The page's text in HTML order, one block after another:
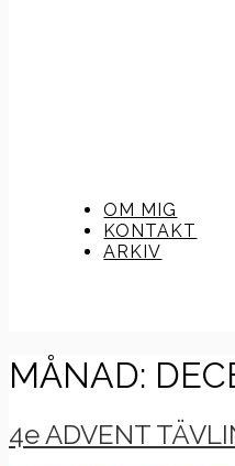
OM MIG
KONTAKT
ARKIV
MÅNAD:
4e ADVENT